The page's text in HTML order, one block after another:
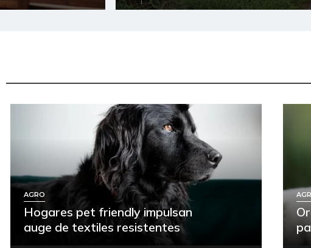
AGRO
Hogares pet friendly impulsan
auge de textiles resistentes